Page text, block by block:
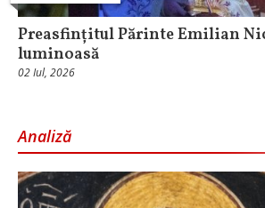
Preasfințitul Părinte Emilian
luminoasă
02 Iul, 2026
Analiză